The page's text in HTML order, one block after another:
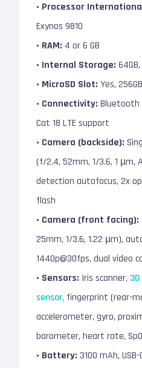
• Processor
Exynos 9810
• RAM: 4 or 6 GB
• Internal Storage:
• MicroSD Slot: Yes,
• Connectivity: Bluetooth
Cat 18 LTE support
• Camera (backside):
(f/2.4, 52mm, 1/3.6, 1 µm,
detection autofocus, 2x
flash
• Camera (front facing):
25mm, 1/3.6, 1.22 µm),
1440p@30fps, dual video
• Sensors: Iris scanner, 3D
sensor, fingerprint (rear-
accelerometer, gyro,
barometer, heart rate,
• Battery: 3100 mAh,